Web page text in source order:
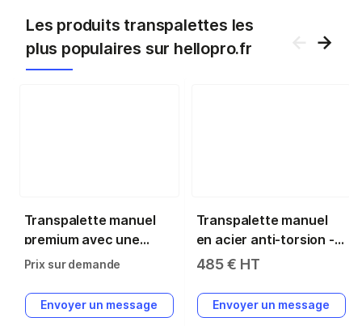
Les produits transpalettes les
plus populaires sur hellopro.fr
Transpalette manuel
premium avec une
capacité de charge de
Prix sur demande
Envoyer un message
Transpalette manuel
en acier anti-torsion -
longueur fourche 1150
- jaune RAL 1003 -
roues
485 € HT
Envoyer un message